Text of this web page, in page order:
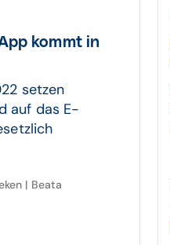
kommt in
setzen
auf das E-
| Beata